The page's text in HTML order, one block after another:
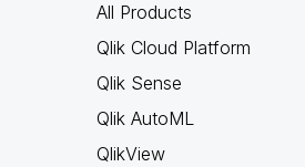
All Products
Qlik Cloud Platform
Qlik Sense
Qlik AutoML
QlikView